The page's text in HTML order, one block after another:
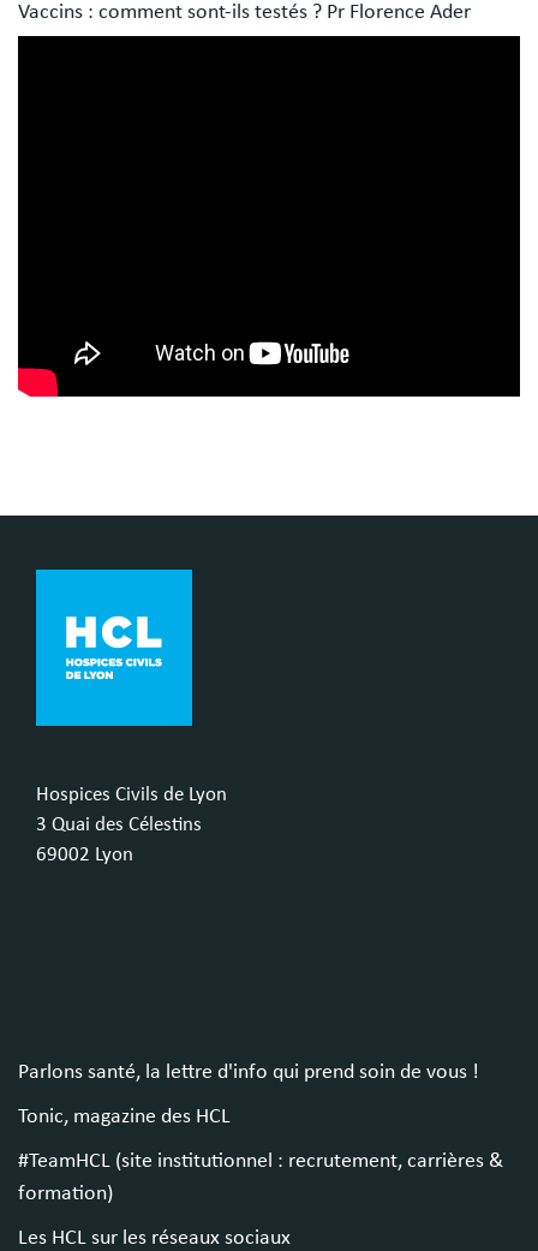
Vaccins : comment sont-ils testés ? Pr Florence Ader
Hospices Civils de Lyon
3 Quai des Célestins
69002 Lyon
Parlons santé, la lettre d'info qui prend soin de vous !
Tonic, magazine des HCL
#TeamHCL (site institutionnel : recrutement, carrières &
formation)
Les HCL sur les réseaux sociaux